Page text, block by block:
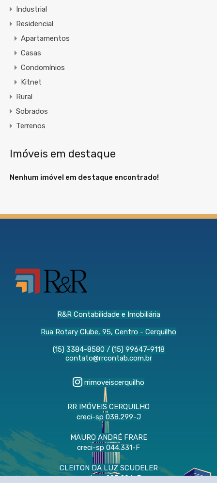
Industrial
Residencial
Apartamentos
Casas
Condomínios
Kitnet
Rural
Sobrados
Terrenos
Imóveis em destaque
Nenhum imóvel em destaque encontrado!
R&R Contabilidade e Imobiliária
Rua Rotary Clube, 95, Centro - Cerquilho
(15) 3384-8580/ (15) 99647-9118
contato@rrcontab.com.br
rrimoveiscerquilho
RR IMÓVEIS CERQUILHO
creci-sp 038.299-J
MAURO ANDRÉ FRARE
creci-sp 044.331-F
CLEITON DA LUZ SCUDELER
creci-sp 205.284-F